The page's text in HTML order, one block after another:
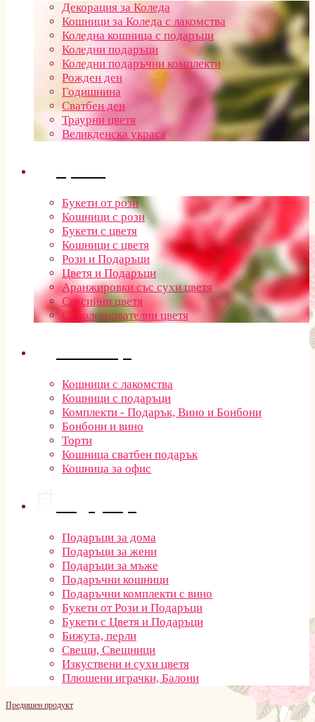
Декорация за Коледа
Кошници за Коледа с лакомства
Коледна кошница с подаръци
Коледни подаръци
Коледни подаръчни комплекти
Рожден ден
Годишнина
Сватбен ден
Траурни цветя
Великденска украса
Букети от рози
Кошници с рози
Букети с цветя
Кошници с цветя
Рози и Подаръци
Цветя и Подаръци
Аранжировки със сухи цветя
Саксийни цветя
Съболезнователни цветя
Кошници с лакомства
Кошници с подаръци
Комплекти - Подарък, Вино и Бонбони
Бонбони и вино
Торти
Кошница сватбен подарък
Кошница за офис
Подаръци за дома
Подаръци за жени
Подаръци за мъже
Подаръчни кошници
Подаръчни комплекти с вино
Букети от Рози и Подаръци
Букети с Цветя и Подаръци
Бижута, перли
Свещи, Свещници
Изкуствени и сухи цветя
Плюшени играчки, Балони
Предишен продукт